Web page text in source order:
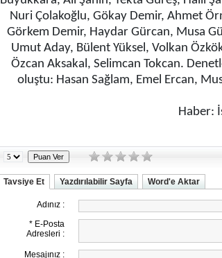
Nuri Çolakoğlu, Gökay Demir, Ahmet
Görkem Demir, Haydar Gürcan, Musa
Umut Aday, Bülent Yüksel, Volkan
Özcan Aksakal, Selimcan Tokcan.
oluştu: Hasan Sağlam, Emel Ercan,
Haber:
Tavsiye Et Yazdırılabilir Sayfa Word'e Aktar